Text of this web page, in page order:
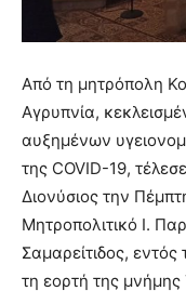
Από τη μητρόπολη
Αγρυπνία,
αυξημένων
της COVID-19,
Διονύσιος την
Μητροπολιτικό Ι.
Σαμαρείτιδος, εντός
τη εορτή της μνήμης